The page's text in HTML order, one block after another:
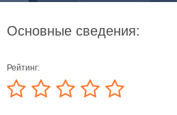
Основные сведения:
Рейтинг: